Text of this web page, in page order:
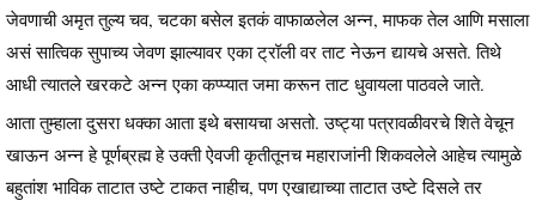
जेवणाची अमृत तुल्य चव, चटका बसेल इतकं वाफाळलेल अन्न, माफक तेल आणि मसाला
असं सात्विक सुपाच्य जेवण झाल्यावर एका ट्रॉली वर ताट नेऊन द्यायचे असते. तिथे
आधी त्यातले खरकटे अन्न एका कप्प्यात जमा करून ताट धुवायला पाठवले जाते.
आता तुम्हाला दुसरा धक्का आता इथे बसायचा असतो. उष्ट्या पत्रावळीवरचे शिते वेचून
खाऊन अन्न हे पूर्णब्रह्म हे उक्ती ऐवजी कृतीतूनच महाराजांनी शिकवलेले आहेच त्यामुळे
बहुतांश भाविक ताटात उष्टे टाकत नाहीच, पण एखाद्याच्या ताटात उष्टे दिसले तर